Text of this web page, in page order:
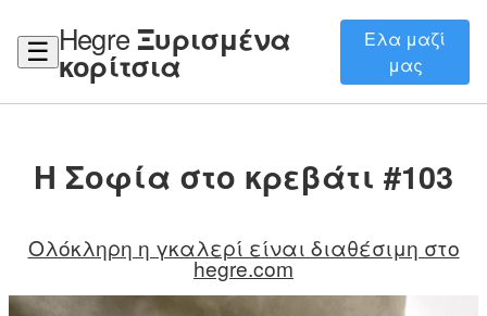
☰ Hegre Ξυρισμένα
κορίτσια
Ελα μαζί
μας
Η Σοφία στο κρεβάτι #103
Ολόκληρη η γκαλερί είναι διαθέσιμη στο
hegre.com